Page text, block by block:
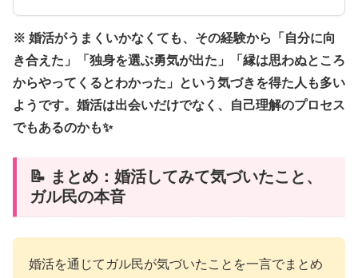
※ 婚活がうまくいかなくても、その経験から「自分に向
き合えた」「独身を選ぶ勇気が出た」「縁は思わぬところ
からやってくるとわかった」という気づきを得た人も多い
ようです。婚活は出会いだけでなく、自己理解のプロセス
でもあるのかも✨
📝 まとめ：婚活してみて気づいたこと、
ガル民の本音
婚活を通じてガル民が気づいたことを一言でまとめ